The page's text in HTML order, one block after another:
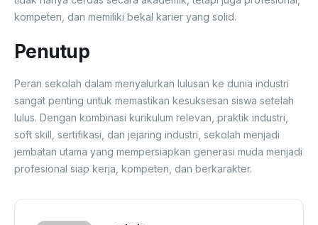
kompeten, dan memiliki bekal karier yang solid.
Penutup
Peran sekolah dalam menyalurkan lulusan ke dunia industri
sangat penting untuk memastikan kesuksesan siswa setelah
lulus. Dengan kombinasi kurikulum relevan, praktik industri,
soft skill, sertifikasi, dan jejaring industri, sekolah menjadi
jembatan utama yang mempersiapkan generasi muda menjadi
profesional siap kerja, kompeten, dan berkarakter.